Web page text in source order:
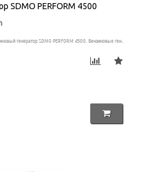
SDMO PERFORM 4500
генератор SDMO PERFORM 4500. Бензиновые ген..